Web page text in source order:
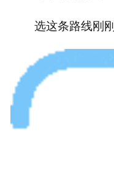
选这条路线刚